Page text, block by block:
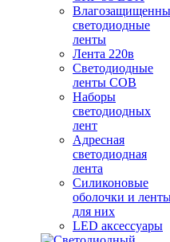
светодиодные
ленты
Лента 220в
Светодиодные
ленты COB
Наборы
светодиодных
лент
Адресная
светодиодная
лента
Силиконовые
оболочки и
для них
LED аксессуары